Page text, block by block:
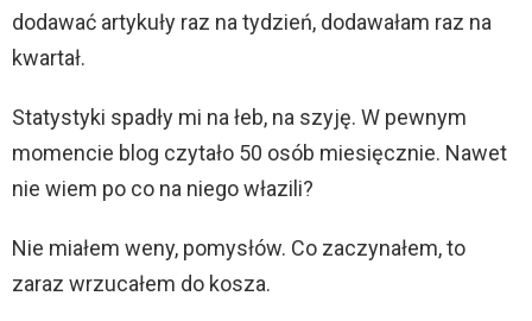
dodawać artykuły raz na tydzień, dodawałam raz na
kwartał.
Statystyki spadły mi na łeb, na szyję. W pewnym
momencie blog czytało 50 osób miesięcznie. Nawet
nie wiem po co na niego włazili?
Nie miałem weny, pomysłów. Co zaczynałem, to
zaraz wrzucałem do kosza.